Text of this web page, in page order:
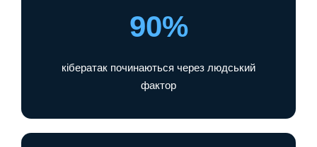
90%
кібератак починаються через людський
фактор